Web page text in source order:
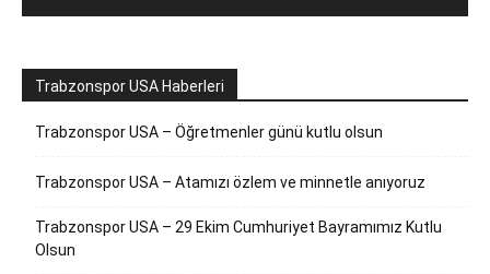
Trabzonspor USA Haberleri
Trabzonspor USA – Öğretmenler günü kutlu olsun
Trabzonspor USA – Atamızı özlem ve minnetle anıyoruz
Trabzonspor USA – 29 Ekim Cumhuriyet Bayramımız Kutlu
Olsun